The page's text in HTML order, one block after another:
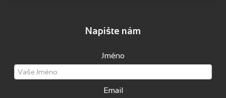
Napište nám
Jméno
Email